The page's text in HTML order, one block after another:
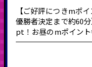
【ご好評につきmポ
優勝者決定まで約60
pt！お昼のmポイント